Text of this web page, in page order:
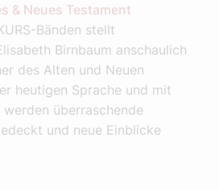
& Neues Testament
Bänden stellt
Birnbaum anschaulich
des Alten und Neuen
heutigen Sprache und mit
überraschende
und neue Einblicke